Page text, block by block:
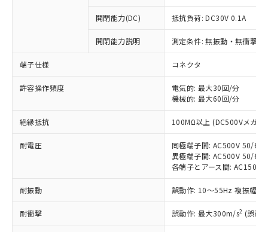
開閉能力(DC) 抵抗負荷: DC30V 0.1A
開閉能力説明 測定条件: 無振動・無衝撃
端子仕様 コネクタ
許容操作頻度
電気的: 最大30回/分
機械的: 最大60回/分
絶縁抵抗 100MΩ以上 (DC500Vメガ)
耐電圧
同極端子間: AC500V 50/
異極端子間: AC500V 50/
各端子とアース間:
耐振動 誤動作: 10～55Hz 複振幅
耐衝撃 誤動作: 最大300m/s2 (誤動
以下の条件をお読みいただき、同意のうえ
※1 対応状況
対応済み：EU RoHS指令（10物質）の
非含有に対応した製品が提供可能な商品で
対応予定：EU RoHS指令（10物質）の非含
有に対応した製品に切り替える予定のある
対応予定なし：EU RoHS指令（10物質）の
非含有に非対応の商品で、対応品を出す予